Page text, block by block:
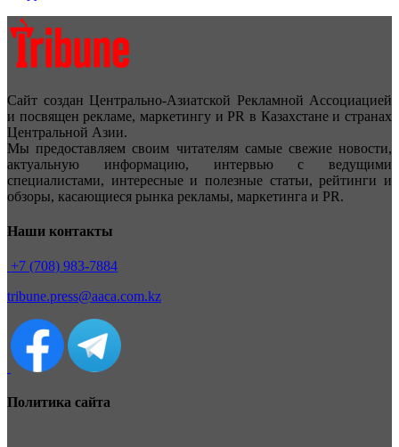
Сайт создан Центрально-Азиатской Рекламной Ассоциацией
и посвящен рекламе, маркетингу и PR в Казахстане и странах
Центральной Азии.
Мы предоставляем своим читателям самые свежие новости,
актуальную информацию, интервью с ведущими
специалистами, интересные и полезные статьи, рейтинги и
обзоры, касающиеся рынка рекламы, маркетинга и PR.
Наши контакты
+7 (708) 983-7884
tribune.press@aaca.com.kz
Политика сайта